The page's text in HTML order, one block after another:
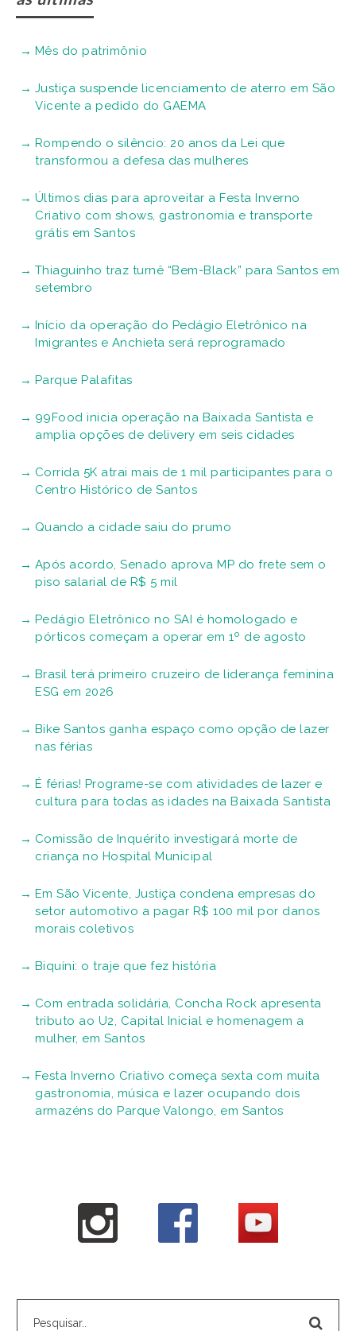
Mês do patrimônio
Justiça suspende licenciamento de aterro em São
Vicente a pedido do GAEMA
Rompendo o silêncio: 20 anos da Lei que
transformou a defesa das mulheres
Últimos dias para aproveitar a Festa Inverno
Criativo com shows, gastronomia e transporte
grátis em Santos
Thiaguinho traz turnê “Bem-Black” para Santos em
setembro
Início da operação do Pedágio Eletrônico na
Imigrantes e Anchieta será reprogramado
Parque Palafitas
99Food inicia operação na Baixada Santista e
amplia opções de delivery em seis cidades
Corrida 5K atrai mais de 1 mil participantes para o
Centro Histórico de Santos
Quando a cidade saiu do prumo
Após acordo, Senado aprova MP do frete sem o
piso salarial de R$ 5 mil
Pedágio Eletrônico no SAI é homologado e
pórticos começam a operar em 1º de agosto
Brasil terá primeiro cruzeiro de liderança feminina
ESG em 2026
Bike Santos ganha espaço como opção de lazer
nas férias
É férias! Programe-se com atividades de lazer e
cultura para todas as idades na Baixada Santista
Comissão de Inquérito investigará morte de
criança no Hospital Municipal
Em São Vicente, Justiça condena empresas do
setor automotivo a pagar R$ 100 mil por danos
morais coletivos
Biquíni: o traje que fez história
Com entrada solidária, Concha Rock apresenta
tributo ao U2, Capital Inicial e homenagem a
mulher, em Santos
Festa Inverno Criativo começa sexta com muita
gastronomia, música e lazer ocupando dois
armazéns do Parque Valongo, em Santos